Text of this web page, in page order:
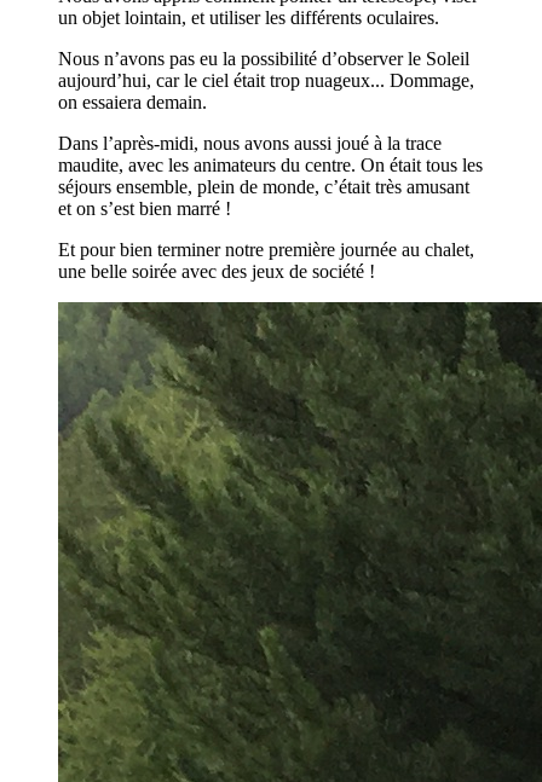
un objet lointain, et utiliser les différents oculaires.
Nous n’avons pas eu la possibilité d’observer le Soleil
aujourd’hui, car le ciel était trop nuageux... Dommage,
on essaiera demain.
Dans l’après-midi, nous avons aussi joué à la trace
maudite, avec les animateurs du centre. On était tous les
séjours ensemble, plein de monde, c’était très amusant
et on s’est bien marré !
Et pour bien terminer notre première journée au chalet,
une belle soirée avec des jeux de société !